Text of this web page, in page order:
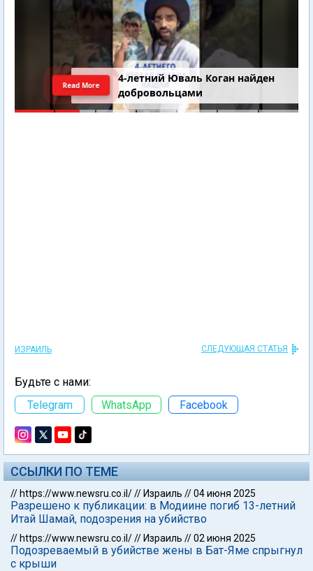
4-летний Юваль Коган найден
добровольцами
Read More
ИЗРАИЛЬ СЛЕДУЮЩАЯ СТАТЬЯ
Будьте с нами:
Telegram
WhatsApp Facebook
ССЫЛКИ ПО ТЕМЕ
// https://www.newsru.co.il/// Израиль //04 июня 2025
Разрешено к публикации: в Модиине погиб 13-летний
Итай Шамай, подозрения на убийство
// https://www.newsru.co.il/// Израиль //02 июня 2025
Подозреваемый в убийстве жены в Бат-Яме спрыгнул
с крыши